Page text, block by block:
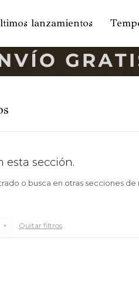
lanzamientos
esta sección.
o busca en otras secciones de
Quitar filtros